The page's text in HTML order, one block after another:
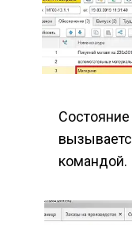
командой.